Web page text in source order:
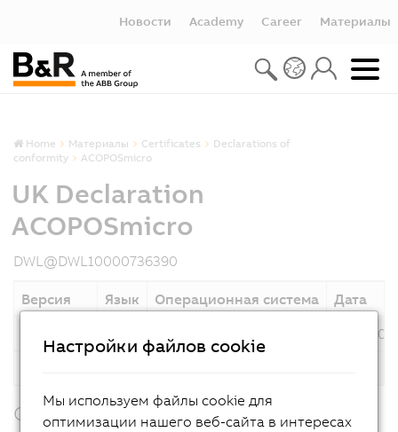
Новости Academy Career Материалы
Home Материалы Certificates
Declarations of
conformity
ACOPOSmicro
UK Declaration
ACOPOSmicro
DWL@DWL10000736390
Версия Язык Операционная система
Дата
Связанные продукты
Настройки файлов cookie
Мы используем файлы cookie для
оптимизации нашего веб-сайта в интересах